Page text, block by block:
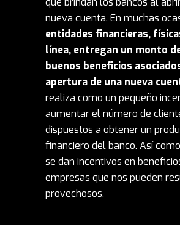
nueva cuenta. En muchas
entidades financieras,
línea, entregan un monto
buenos beneficios
apertura de una nueva
realiza como un pequeño
aumentar el número de
dispuestos a obtener un
financiero del banco. Así
se dan incentivos en
empresas que nos pueden
provechosos.